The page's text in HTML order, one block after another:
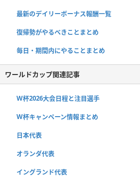
最新のデイリーボーナス報酬一覧
復帰勢がやるべきことまとめ
毎日・期間内にやることまとめ
ワールドカップ関連記事
W杯2026大会日程と注目選手
W杯キャンペーン情報まとめ
日本代表
オランダ代表
イングランド代表